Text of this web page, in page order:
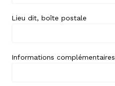
Lieu dit, boîte postale
Informations complémentaires